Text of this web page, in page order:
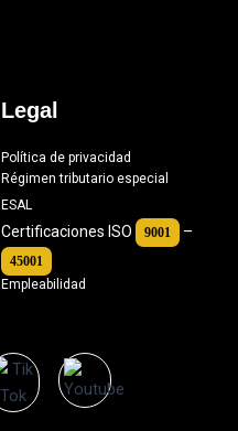
Legal
Política de privacidad
Régimen tributario especial
ESAL
Certificaciones ISO 9001 –
45001
Empleabilidad